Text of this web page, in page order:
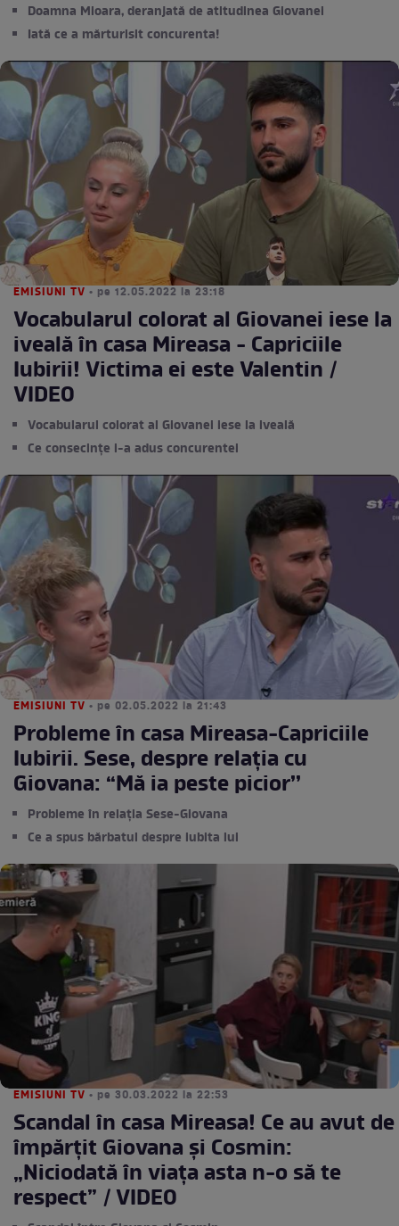
Doamna Mioara, deranjată de atitudinea Giovanei
Iată ce a mărturisit concurenta!
EMISIUNI TV • pe 12.05.2022 la 23:18
Vocabularul colorat al Giovanei iese la
iveală în casa Mireasa - Capriciile
Iubirii! Victima ei este Valentin /
VIDEO
Vocabularul colorat al Giovanei iese la iveală
Ce consecințe i-a adus concurentei
EMISIUNI TV • pe 02.05.2022 la 21:43
Probleme în casa Mireasa-Capriciile
Iubirii. Sese, despre relația cu
Giovana: “Mă ia peste picior’’
Probleme în relația Sese-Giovana
Ce a spus bărbatul despre iubita lui
EMISIUNI TV • pe 30.03.2022 la 22:53
Scandal în casa Mireasa! Ce au avut de
împărțit Giovana și Cosmin:
„Niciodată în viața asta n-o să te
respect” / VIDEO